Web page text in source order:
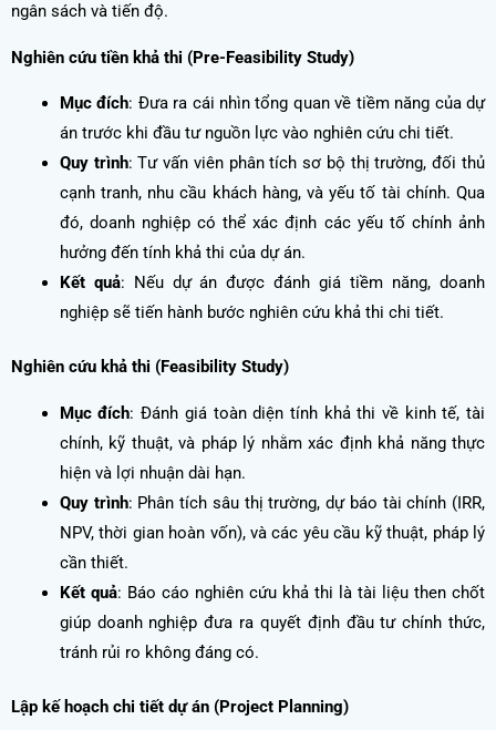
ngân sách và tiến độ.
Nghiên cứu tiền khả thi (Pre-Feasibility Study)
Mục đích: Đưa ra cái nhìn tổng quan về tiềm năng của dự
án trước khi đầu tư nguồn lực vào nghiên cứu chi tiết.
Quy trình: Tư vấn viên phân tích sơ bộ thị trường, đối thủ
cạnh tranh, nhu cầu khách hàng, và yếu tố tài chính. Qua
đó, doanh nghiệp có thể xác định các yếu tố chính ảnh
hưởng đến tính khả thi của dự án.
Kết quả: Nếu dự án được đánh giá tiềm năng, doanh
nghiệp sẽ tiến hành bước nghiên cứu khả thi chi tiết.
Nghiên cứu khả thi (Feasibility Study)
Mục đích: Đánh giá toàn diện tính khả thi về kinh tế, tài
chính, kỹ thuật, và pháp lý nhằm xác định khả năng thực
hiện và lợi nhuận dài hạn.
Quy trình: Phân tích sâu thị trường, dự báo tài chính (IRR,
NPV, thời gian hoàn vốn), và các yêu cầu kỹ thuật, pháp lý
cần thiết.
Kết quả: Báo cáo nghiên cứu khả thi là tài liệu then chốt
giúp doanh nghiệp đưa ra quyết định đầu tư chính thức,
tránh rủi ro không đáng có.
Lập kế hoạch chi tiết dự án (Project Planning)